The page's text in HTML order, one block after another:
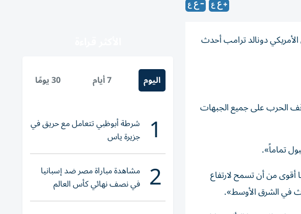
دونالد ترامب أحدث
الحرب على جميع الجبهات
تماماً».
أقوى من أن تسمح لارتفاع
في الشرق الأوسط».
اليوم 7 أيام 30 يومًا
1 شرطة أبوظبي تتعامل مع حريق في
جزيرة ياس
2 مشاهدة مباراة مصر ضد إسبانيا
في نصف نهائي كأس العالم
لناشئات اليد 2026